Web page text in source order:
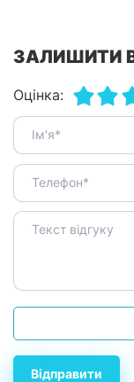
ЗАЛИШИТИ
Оцінка:
Відправити